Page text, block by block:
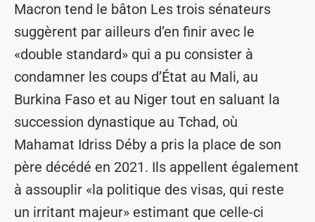
Macron tend le bâton Les trois sénateurs
suggèrent par ailleurs d’en finir avec le
«double standard» qui a pu consister à
condamner les coups d’État au Mali, au
Burkina Faso et au Niger tout en saluant la
succession dynastique au Tchad, où
Mahamat Idriss Déby a pris la place de son
père décédé en 2021. Ils appellent également
à assouplir «la politique des visas, qui reste
un irritant majeur» estimant que celle-ci